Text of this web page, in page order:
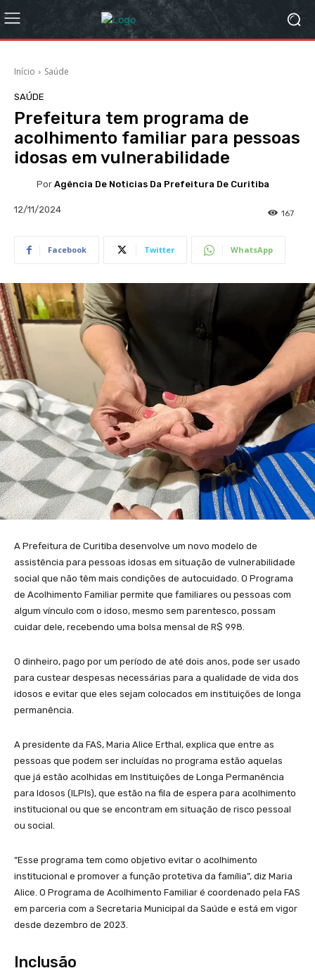
Início Saúde
SAÚDE
Prefeitura tem programa de
acolhimento familiar para pessoas
idosas em vulnerabilidade
Por Agência De Noticias Da Prefeitura De Curitiba
12/11/2024 167
Facebook Twitter WhatsApp
A Prefeitura de Curitiba desenvolve um novo modelo de
assistência para pessoas idosas em situação de vulnerabilidade
social que não têm mais condições de autocuidado. O Programa
de Acolhimento Familiar permite que familiares ou pessoas com
algum vínculo com o idoso, mesmo sem parentesco, possam
cuidar dele, recebendo uma bolsa mensal de R$ 998.
O dinheiro, pago por um período de até dois anos, pode ser usado
para custear despesas necessárias para a qualidade de vida dos
idosos e evitar que eles sejam colocados em instituições de longa
permanência.
A presidente da FAS, Maria Alice Erthal, explica que entre as
pessoas que podem ser incluídas no programa estão aquelas
que já estão acolhidas em Instituições de Longa Permanência
para Idosos (ILPIs), que estão na fila de espera para acolhimento
institucional ou que se encontram em situação de risco pessoal
ou social.
“Esse programa tem como objetivo evitar o acolhimento
institucional e promover a função protetiva da família”, diz Maria
Alice. O Programa de Acolhimento Familiar é coordenado pela FAS
em parceria com a Secretaria Municipal da Saúde e está em vigor
desde dezembro de 2023.
Inclusão